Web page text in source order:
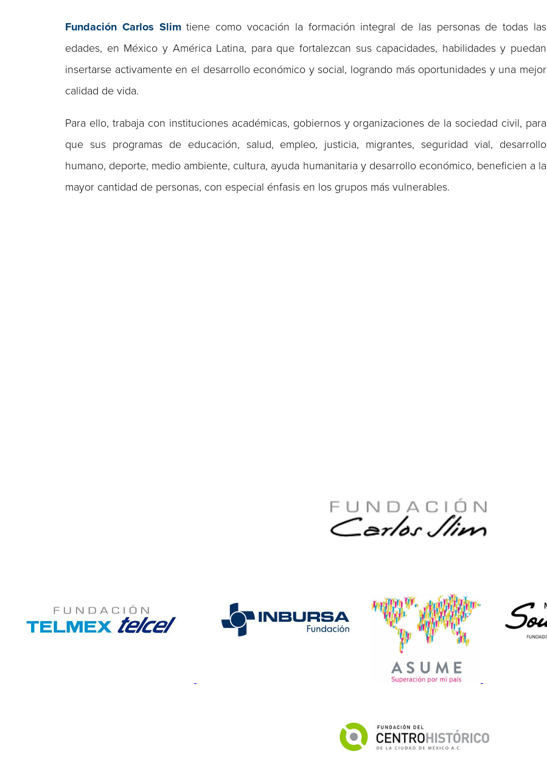
Fundación Carlos Slimtiene como vocación la formación integral de las personas de todas las
edades, en México y América Latina, para que fortalezcan sus capacidades, habilidades y puedan
insertarse activamente en el desarrollo económico y social, logrando más oportunidades y una mejor
calidad de vida.
Para ello, trabaja con instituciones académicas, gobiernos y organizaciones de la sociedad civil, para
que sus programas de educación, salud, empleo, justicia, migrantes, seguridad vial, desarrollo
humano, deporte, medio ambiente, cultura, ayuda humanitaria y desarrollo económico, beneficien a la
mayor cantidad de personas, con especial énfasis en los grupos más vulnerables.